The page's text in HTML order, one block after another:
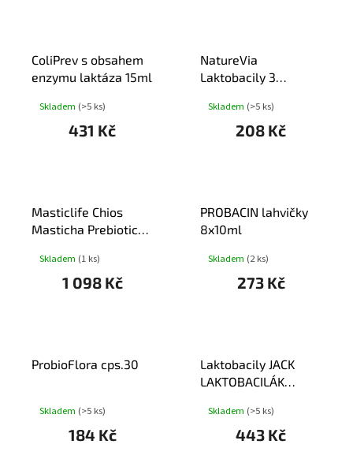
ColiPrev s obsahem
enzymu laktáza 15ml
Skladem (>5 ks)
431 Kč
NatureVia
Laktobacily 3
Skladem (>5 ks)
208 Kč
Masticlife Chios
Masticha Prebiotic
Skladem (1 ks)
1 098 Kč
PROBACIN lahvičky
8x10ml
Skladem (2 ks)
273 Kč
ProbioFlora cps.30
Skladem (>5 ks)
184 Kč
Laktobacily JACK
LAKTOBACILÁK
Skladem (>5 ks)
443 Kč